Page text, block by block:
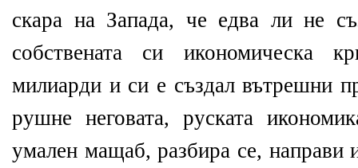
скара на Запада, че едва ли не
собствената си икономическа
милиарди и си е създал вътрешни
рушне неговата, руската
умален мащаб, разбира се, направи